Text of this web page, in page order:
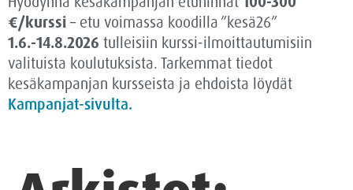
€/kurssi – etu voimassa koodilla ”kesä26”
1.6.-14.8.2026 tulleisiin kurssi-ilmoittautumisiin
valituista koulutuksista. Tarkemmat tiedot
kesäkampanjan kursseista ja ehdoista löydät
Kampanjat-sivulta.